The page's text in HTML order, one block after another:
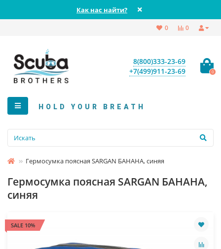
Как нас найти?
0
0
8(800)333-23-69
+7(499)911-23-69
0
HOLD YOUR BREATH
Гермосумка поясная SARGAN БАНАНА, синяя
Гермосумка поясная SARGAN БАНАНА,
синяя
SALE 10%